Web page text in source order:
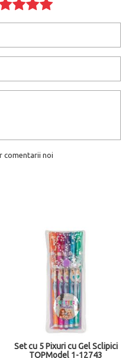
comentarii noi
Set cu 5 Pixuri cu Gel Sclipici
TOPModel 1-12743